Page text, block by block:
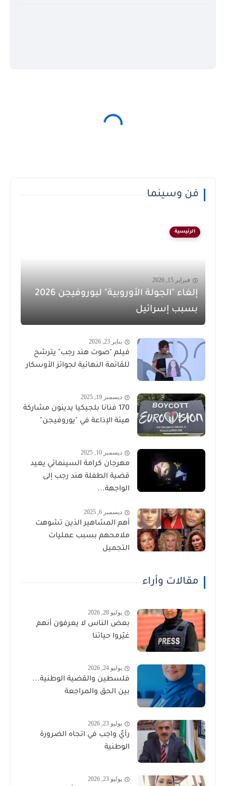
فن وسينما
الرئيسية
فبراير 15, 2026
إلغاء "الجولة الأوروبية" ليوروفيجن 2026
بسبب إسرائيل
يناير 23, 2026
فيلم "صوت هند رجب" يترشح
للقائمة النهائية لجوائز الأوسكار
ديسمبر 19, 2025
170 فنانا بلجيكيا يدينون مشاركة
هيئة الإذاعة في "يوروفيجن"
ديسمبر 10, 2025
مهرجان كرامة السينمائي يعيد
قضية الطفلة هند رجب إلى
الواجهة...
ديسمبر 6, 2025
أهم المشاهير الذين تشوهت
ملامحهم بسبب عمليات
التجميل
مقالات وأراء
يوليو 28, 2026
بعض الناس لا يعرفون أنهم
غيّروا حياتنا
يوليو 24, 2026
فلسطين والقضية الوطنية...
بين الحق والمراجعة
يوليو 23, 2026
رأيٌ واجب في اتجاه الضرورة
الوطنية
يوليو 23, 2026